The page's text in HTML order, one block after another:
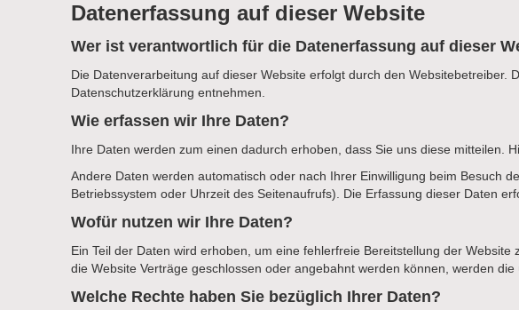
Datenerfassung auf dieser Website
Wer ist verantwortlich für die Datenerfassung auf dieser
Die Datenverarbeitung auf dieser Website erfolgt durch den Websitebetreiber.
Datenschutzerklärung entnehmen.
Wie erfassen wir Ihre Daten?
Ihre Daten werden zum einen dadurch erhoben, dass Sie uns diese mitteilen.
Andere Daten werden automatisch oder nach Ihrer Einwilligung beim Besuch
Betriebssystem oder Uhrzeit des Seitenaufrufs). Die Erfassung dieser Daten
Wofür nutzen wir Ihre Daten?
Ein Teil der Daten wird erhoben, um eine fehlerfreie Bereitstellung der
die Website Verträge geschlossen oder angebahnt werden können, werden
Welche Rechte haben Sie bezüglich Ihrer Daten?